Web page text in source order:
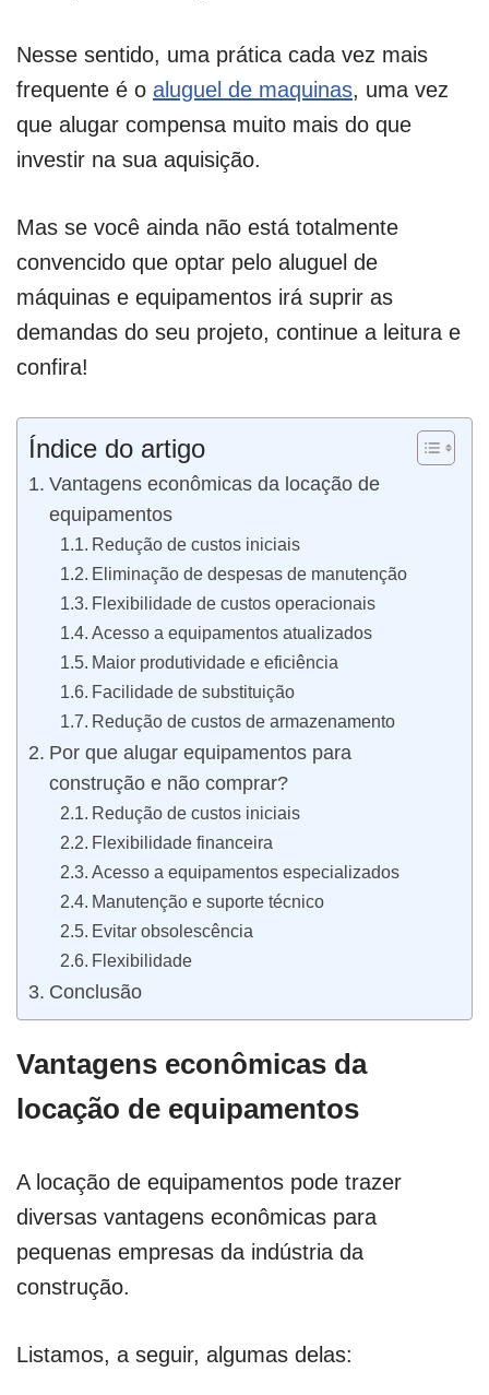
Nesse sentido, uma prática cada vez mais
frequente é o aluguel de maquinas, uma vez
que alugar compensa muito mais do que
investir na sua aquisição.
Mas se você ainda não está totalmente
convencido que optar pelo aluguel de
máquinas e equipamentos irá suprir as
demandas do seu projeto, continue a leitura e
confira!
Índice do artigo
Vantagens econômicas da locação de
equipamentos
Redução de custos iniciais
Eliminação de despesas de manutenção
Flexibilidade de custos operacionais
Acesso a equipamentos atualizados
Maior produtividade e eficiência
Facilidade de substituição
Redução de custos de armazenamento
Por que alugar equipamentos para
construção e não comprar?
Redução de custos iniciais
Flexibilidade financeira
Acesso a equipamentos especializados
Manutenção e suporte técnico
Evitar obsolescência
Flexibilidade
Conclusão
Vantagens econômicas da
locação de equipamentos
A locação de equipamentos pode trazer
diversas vantagens econômicas para
pequenas empresas da indústria da
construção.
Listamos, a seguir, algumas delas: